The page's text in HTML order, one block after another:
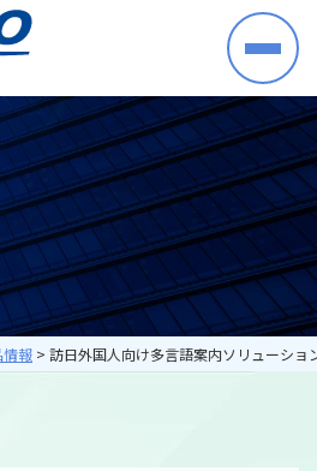
材料
機器
情報 > 訪日外国人向け多言語案内ソリューショ